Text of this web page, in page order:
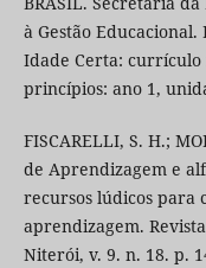
à Gestão
Idade Certa: currículo
princípios: ano 1,
FISCARELLI, S. H.;
de Aprendizagem e
recursos lúdicos para
aprendizagem.
Niterói, v. 9. n. 18. p.